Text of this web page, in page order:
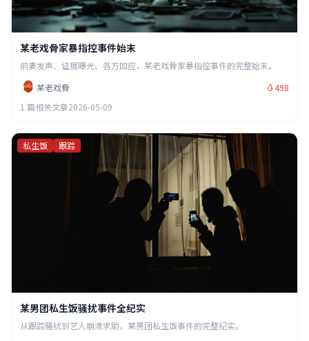
某老戏骨家暴指控事件始末
前妻发声、证据曝光、各方回应，某老戏骨家暴指控事件的完整始末。
某老戏骨
498
1 篇相关文章2026-05-09
私生饭 跟踪
某男团私生饭骚扰事件全纪实
从跟踪骚扰到艺人崩溃求助，某男团私生饭事件的完整纪实。